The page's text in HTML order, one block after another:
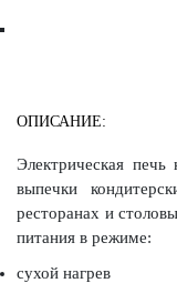
ОПИСАНИЕ:
Электрическая печь
выпечки
ресторанах и
питания в режиме:
сухой нагрев